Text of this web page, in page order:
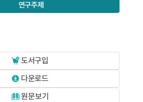
연구주제
도서구입
다운로드
원문보기